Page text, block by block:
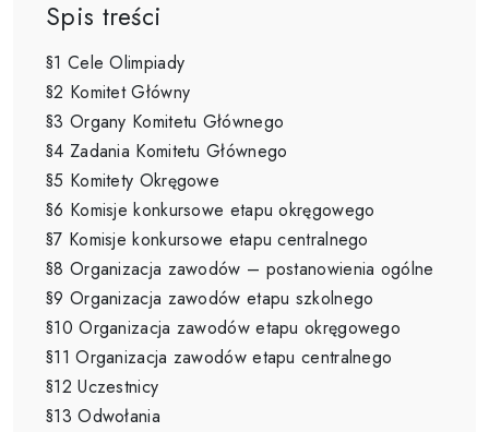
Spis treści
§1 Cele Olimpiady
§2 Komitet Główny
§3 Organy Komitetu Głównego
§4 Zadania Komitetu Głównego
§5 Komitety Okręgowe
§6 Komisje konkursowe etapu okręgowego
§7 Komisje konkursowe etapu centralnego
§8 Organizacja zawodów – postanowienia ogólne
§9 Organizacja zawodów etapu szkolnego
§10 Organizacja zawodów etapu okręgowego
§11 Organizacja zawodów etapu centralnego
§12 Uczestnicy
§13 Odwołania